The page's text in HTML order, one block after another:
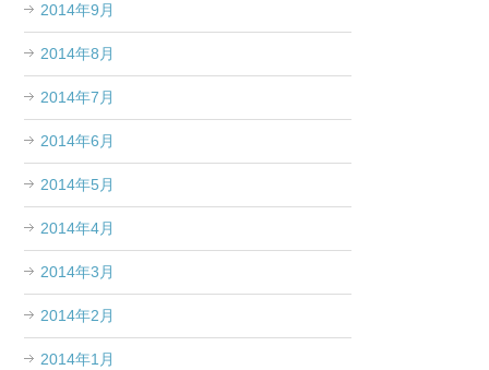
2014年9月
2014年8月
2014年7月
2014年6月
2014年5月
2014年4月
2014年3月
2014年2月
2014年1月